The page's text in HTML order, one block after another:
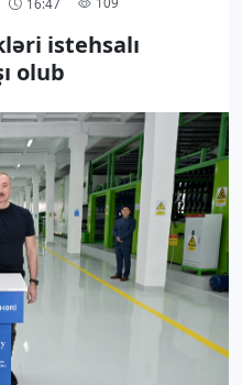
16:47
istehsalı
olub